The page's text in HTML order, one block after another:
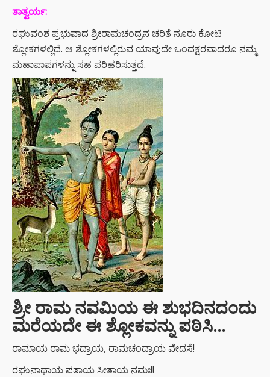
ತಾತ್ವರ್ಯ:
ರಘುವಂಶ ಪ್ರಭುವಾದ ಶ್ರೀರಾಮಚಂದ್ರನ ಚರಿತೆ ನೂರು ಕೋಟಿ
ಶ್ಲೋಕಗಳಲ್ಲಿದೆ. ಆ ಶ್ಲೋಕಗಳಲ್ಲಿರುವ ಯಾವುದೇ ಒಂದಕ್ಷರವಾದರೂ ನಮ್ಮ
ಮಹಾಪಾಪಗಳನ್ನು ಸಹ ಪರಿಹರಿಸುತ್ತದೆ.
ಶ್ರೀ ರಾಮ ನವಮಿಯ ಈ ಶುಭದಿನದಂದು
ಮರೆಯದೇ ಈ ಶ್ಲೋಕವನ್ನು ಪಠಿಸಿ…
ರಾಮಾಯ ರಾಮ ಭದ್ರಾಯ, ರಾಮಚಂದ್ರಾಯ ವೇದಸೆ!
ರಘುನಾಥಾಯ ಪತಾಯ ಸೀತಾಯ ನಮಃ!!